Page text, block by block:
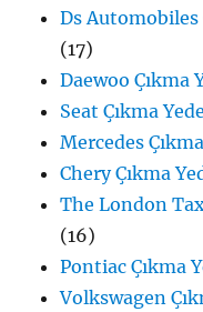
Ds Automobiles
(17)
Daewoo Çıkma
Seat Çıkma
Mercedes
Chery Çıkma
The London
(16)
Pontiac Çıkma
Volkswagen